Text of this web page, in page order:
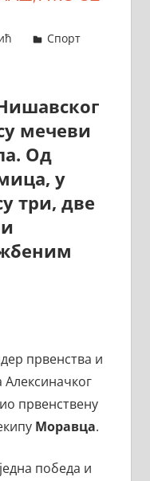
Спорт
мечеви
Од
у
три, две
првенства и
Алексиначког
првенствену
Моравца.
победа и